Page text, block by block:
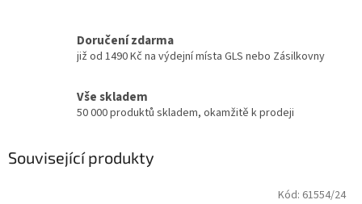
Doručení zdarma
již od 1490 Kč na výdejní místa GLS nebo Zásilkovny
Vše skladem
50 000 produktů skladem, okamžitě k prodeji
Související produkty
Kód: 61554/24